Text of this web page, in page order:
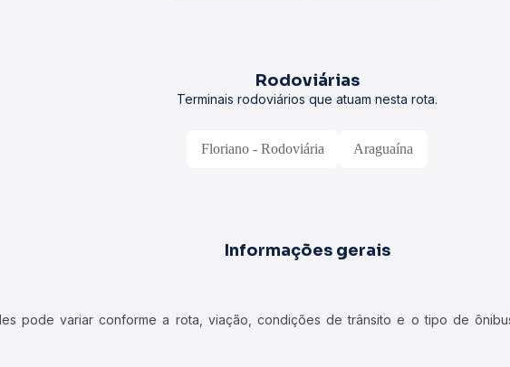
Rodoviárias
Terminais rodoviários que atuam nesta rota.
Floriano - Rodoviária Araguaína
Informações gerais
pode variar conforme a rota, viação, condições de trânsito e o tipo de